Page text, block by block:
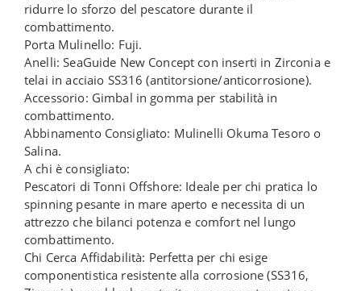
ridurre lo sforzo del pescatore durante il
combattimento.
Porta Mulinello: Fuji.
Anelli: SeaGuide New Concept con inserti in Zirconia e
telai in acciaio SS316 (antitorsione/anticorrosione).
Accessorio: Gimbal in gomma per stabilità in
combattimento.
Abbinamento Consigliato: Mulinelli Okuma Tesoro o
Salina.
A chi è consigliato:
Pescatori di Tonni Offshore: Ideale per chi pratica lo
spinning pesante in mare aperto e necessita di un
attrezzo che bilanci potenza e comfort nel lungo
combattimento.
Chi Cerca Affidabilità: Perfetta per chi esige
componentistica resistente alla corrosione (SS316,